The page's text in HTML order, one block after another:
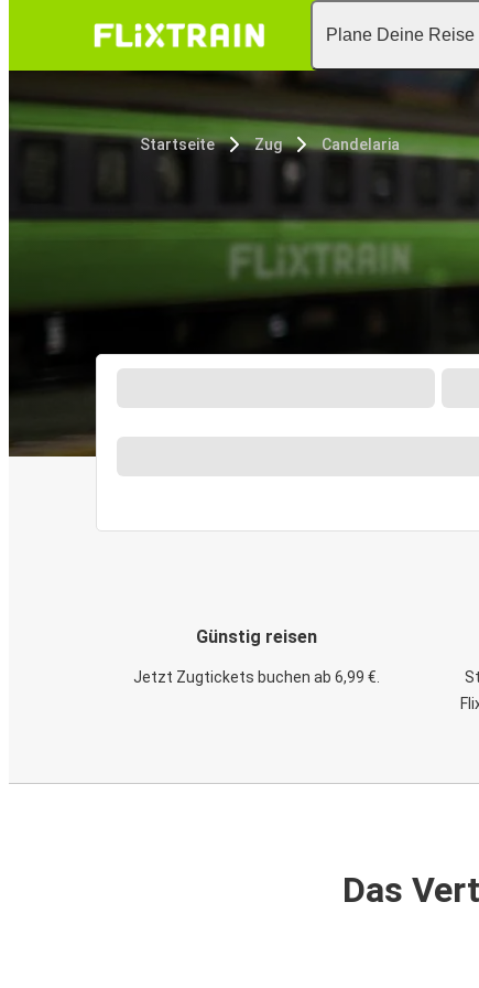
Plane Deine Reise
Startseite Zug Candelaria
Günstig reisen
Jetzt Zugtickets buchen ab 6,99 €.
Das